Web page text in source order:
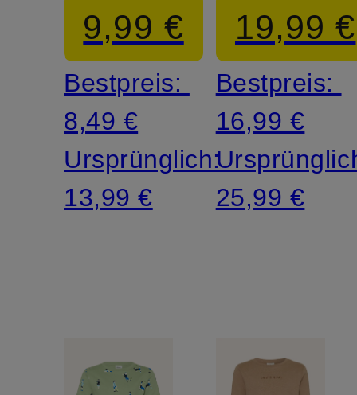
9,99 €
Bestpreis:
8,49 €
Ursprünglich:
13,99 €
19,99 €
Bestpreis:
16,99 €
25,99 €